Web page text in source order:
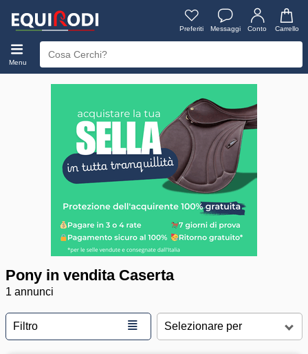
Preferiti Messaggi Conto Carrello
Menu
Pony in vendita Caserta
1 annunci
Filtro ≣